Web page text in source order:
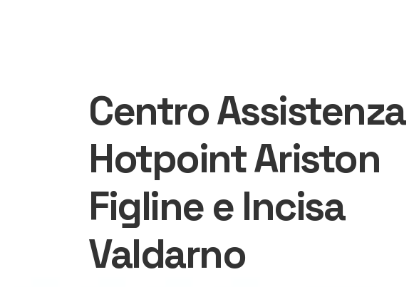
Centro Assistenza
Hotpoint Ariston
Figline e Incisa
Valdarno